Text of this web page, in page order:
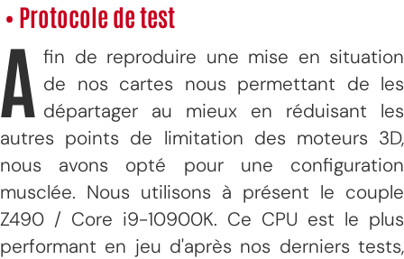
• Protocole de test
A fin de reproduire une mise en situation
de nos cartes nous permettant de les
départager au mieux en réduisant les
autres points de limitation des moteurs 3D,
nous avons opté pour une configuration
musclée. Nous utilisons à présent le couple
Z490 / Core i9-10900K. Ce CPU est le plus
performant en jeu d'après nos derniers tests,